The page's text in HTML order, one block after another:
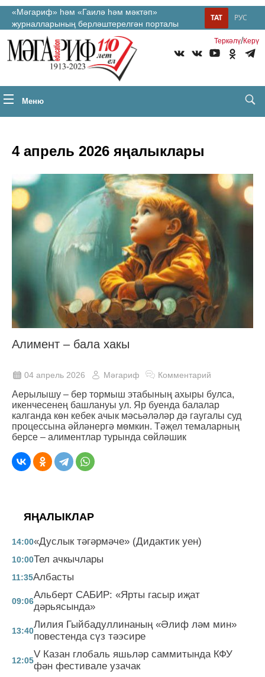
«Мәгариф» һәм «Гаилә һәм мәктәп»
журналларының берләштерелгән порталы
РУС
ТАТ
Теркəлү/Керү
Меню
4 апрель 2026 яңалыклары
Алимент – бала хакы
04 апрель 2026 Мәгариф Комментарий
Аерылышу – бер тормыш этабының ахыры булса,
икенчесенең башлануы ул. Яр буенда балалар
калганда көн кебек ачык мәсьәләләр дә гаугалы суд
процессына әйләнергә мөмкин. Тәҗел темаларның
берсе – алиментлар турында сөйләшик
ЯҢАЛЫКЛАР
14:00«Дуслык тәгәрмәче» (Дидактик уен)
10:00Тел ачкычлары
11:35Албасты
09:06
Альберт САБИР: «Ярты гасыр иҗат
дәрьясында»
13:40
Лилия Гыйбадуллинаның «Әлиф ләм мин»
повестенда сүз тәэсире
12:05
V Казан глобаль яшьләр саммитында КФУ
фән фестивале узачак